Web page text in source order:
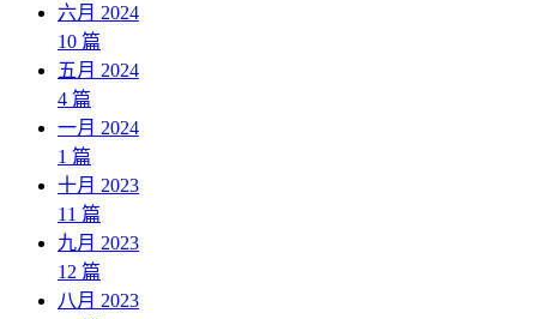
六月 2024
10 篇
五月 2024
4 篇
一月 2024
1 篇
十月 2023
11 篇
九月 2023
12 篇
八月 2023